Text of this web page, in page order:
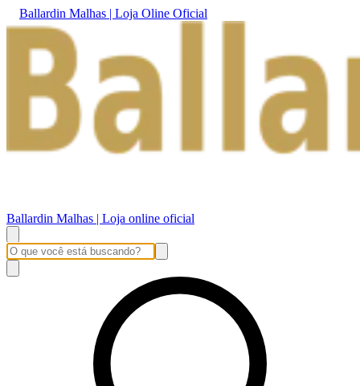
Ballardin Malhas | Loja Oline Oficial
Ballardin Malhas | Loja online oficial